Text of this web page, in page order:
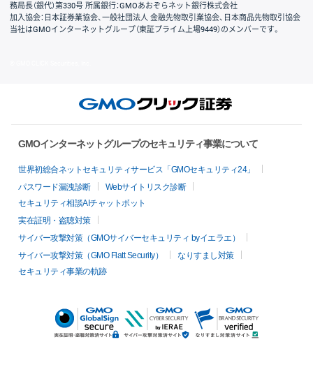
務局長（銀代）第330号 所属銀行：GMOあおぞらネット銀行株式会社
加入協会：日本証券業協会、一般社団法人 金融先物取引業協会、日本商品先物取引協会
当社はGMOインターネットグループ（東証プライム上場9449）のメンバーです。
GMOインターネットグループのセキュリティ事業について
世界初総合ネットセキュリティサービス「GMOセキュリティ24」
パスワード漏洩診断
Webサイトリスク診断
セキュリティ相談AIチャットボット
実在証明・盗聴対策
サイバー攻撃対策（GMOサイバーセキュリティ byイエラエ）
サイバー攻撃対策（GMO Flatt Security）
なりすまし対策
セキュリティ事業の軌跡